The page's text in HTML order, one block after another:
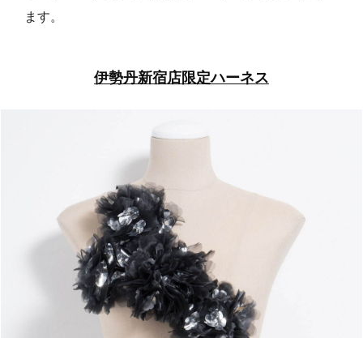
ます。
伊勢丹新宿店限定ハーネス